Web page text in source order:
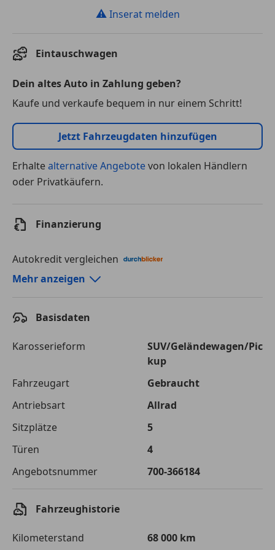
⚠ Inserat melden
Eintauschwagen
Dein altes Auto in Zahlung geben?
Kaufe und verkaufe bequem in nur einem Schritt!
Jetzt Fahrzeugdaten hinzufügen
Erhaltealternative Angebotevon lokalen Händlern
oder Privatkäufern.
Finanzierung
Autokredit vergleichen
Autokredit-Rechner von durchblicker.at
120 Monate
Kreditbetrag
€ 75 000,-
Gesamtbetrag
Einberechnete Gebühren
€ 0,-
Effektivzinsatz
Sollzinssatz
Monatliche Rate € 880,51
Mehr anzeigen
Basisdaten
Karosserieform
SUV/Geländewagen/Pic
kup
Fahrzeugart
Gebraucht
Antriebsart
Allrad
Sitzplätze
5
Türen
4
Angebotsnummer
700-366184
Fahrzeughistorie
Kilometerstand
68 000 km